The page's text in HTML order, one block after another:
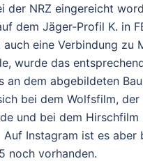
der NRZ eingereicht
dem Jäger-Profil K. in
eine Verbindung zu
wurde das
an dem abgebildeten
bei dem Wolfsfilm, der
und bei dem Hirschfilm
Instagram ist es aber
noch vorhanden.